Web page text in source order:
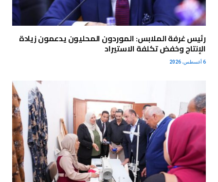
رئيس غرفة الملابس: الموردون المحليون يدعمون زيادة
الإنتاج وخفض تكلفة الاستيراد
6 أغسطس، 2026